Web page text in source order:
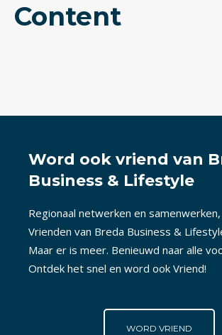
Content
Word ook vriend van
Business & Lifestyle
Regionaal netwerken en
Vrienden van Breda Business &
Maar er is meer. Benieuwd naar alle
Ontdek het snel en word ook Vriend!
WORD VRIEND